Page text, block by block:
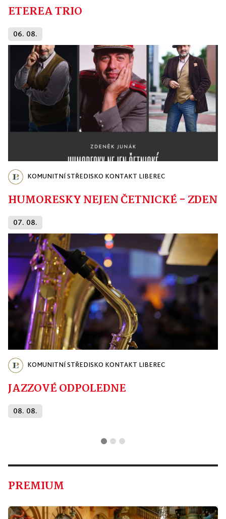
ETEREA TRIO
06. 08.
KOMUNITNÍ STŘEDISKO KONTAKT LIBEREC
HUMORESKY NEJEN ČETNICKÉ -
07. 08.
KOMUNITNÍ STŘEDISKO KONTAKT LIBEREC
JAZZOVÉ ODPOLEDNE
08. 08.
PREMIUM